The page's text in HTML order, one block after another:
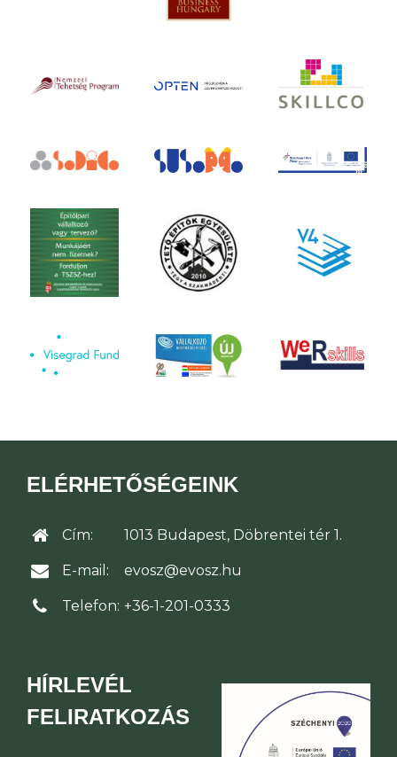
ELÉRHETŐSÉGEINK
Cím: 1013 Budapest, Döbrentei tér 1.
E-mail: evosz@evosz.hu
Telefon: +36-1-201-0333
HÍRLEVÉL
FELIRATKOZÁS